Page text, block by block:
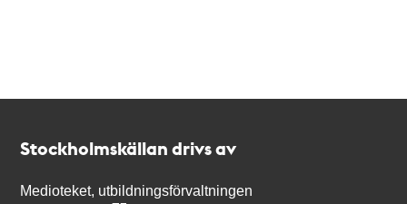
Stockholmskällan drivs av
Medioteket, utbildningsförvaltningen